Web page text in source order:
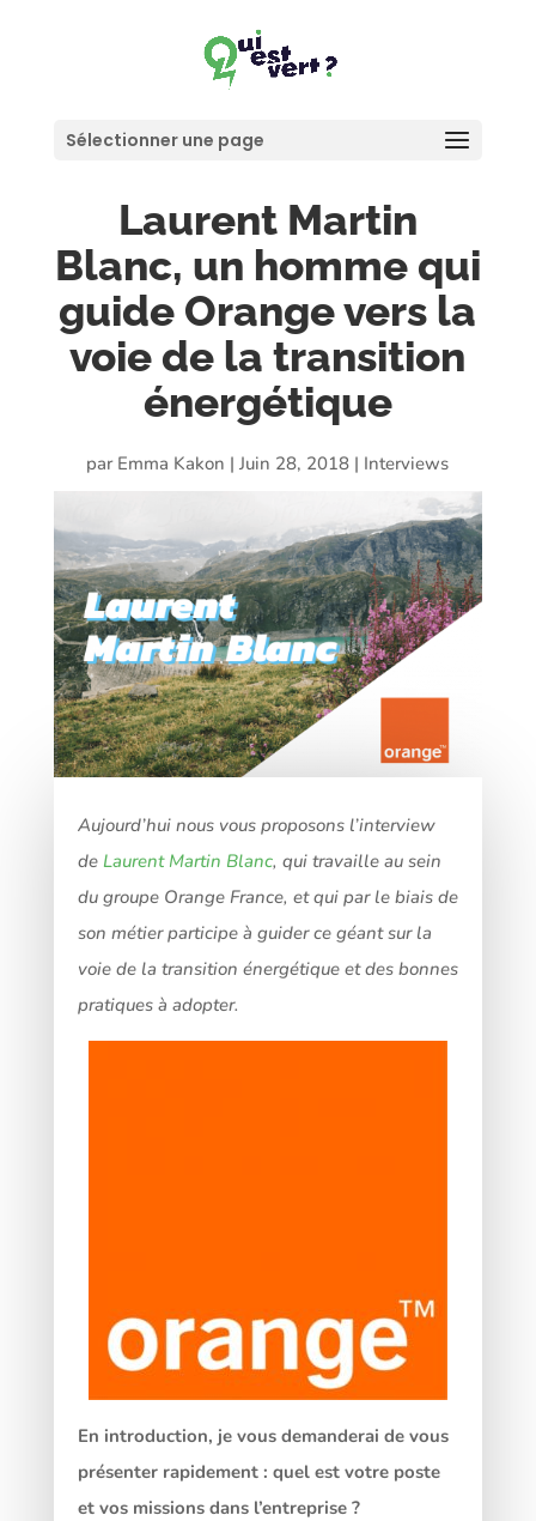
Sélectionner une page
Laurent Martin
Blanc, un homme qui
guide Orange vers la
voie de la transition
énergétique
par Emma Kakon |Juin 28, 2018 | Interviews
Aujourd’hui nous vous proposons l’interview
de Laurent Martin Blanc, qui travaille au sein
du groupe Orange France, et qui par le biais de
son métier participe à guider ce géant sur la
voie de la transition énergétique et des bonnes
pratiques à adopter.
En introduction, je vous demanderai de vous
présenter rapidement : quel est votre poste
et vos missions dans l’entreprise ?